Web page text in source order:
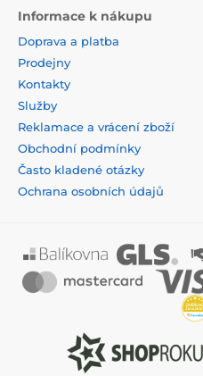
Informace k nákupu
Doprava a platba
Prodejny
Kontakty
Služby
Reklamace a vrácení zboží
Obchodní podmínky
Často kladené otázky
Ochrana osobních údajů